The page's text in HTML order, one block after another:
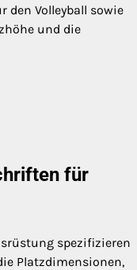
den Volleyball sowie
und die
für
spezifizieren
Platzdimensionen,